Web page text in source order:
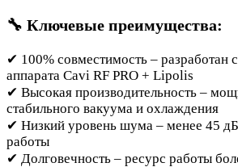
🔧 Ключевые преимущества:
✔ 100% совместимость – разработан
аппарата Cavi RF PRO + Lipolis
✔ Высокая производительность –
стабильного вакуума и охлаждения
✔ Низкий уровень шума – менее 45
работы
✔ Долговечность – ресурс работы